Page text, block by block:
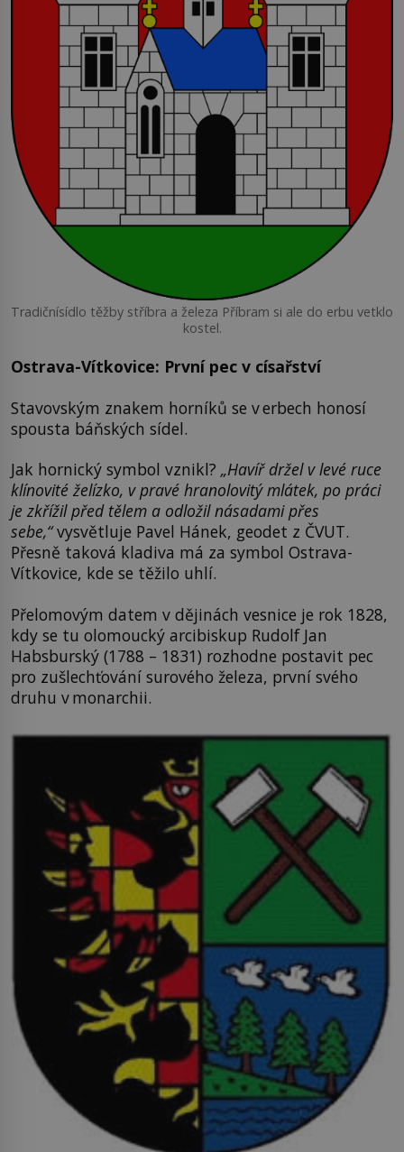
Tradičnísídlo těžby stříbra a železa Příbram si ale do erbu vetklo
kostel.
Ostrava-Vítkovice: První pec v císařství
Stavovským znakem horníků se v erbech honosí
spousta báňských sídel.
Jak hornický symbol vznikl? „Havíř držel v levé ruce
klínovité želízko, v pravé hranolovitý mlátek, po práci
je zkřížil před tělem a odložil násadami přes
sebe,“vysvětluje Pavel Hánek, geodet z ČVUT.
Přesně taková kladiva má za symbol Ostrava-
Vítkovice, kde se těžilo uhlí.
Přelomovým datem v dějinách vesnice je rok 1828,
kdy se tu olomoucký arcibiskup Rudolf Jan
Habsburský (1788 – 1831) rozhodne postavit pec
pro zušlechťování surového železa, první svého
druhu v monarchii.